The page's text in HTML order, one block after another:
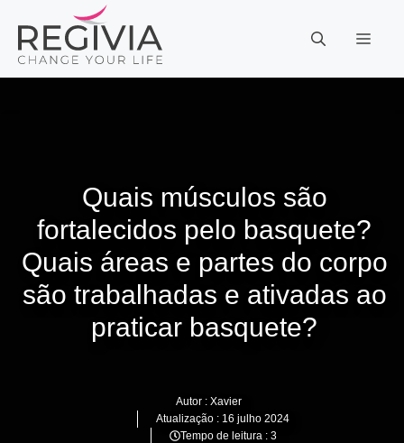
para
Quais músculos são
fortalecidos pelo basquete?
Quais áreas e partes do corpo
são trabalhadas e ativadas ao
praticar basquete?
Autor : Xavier
Atualização : 16 julho 2024
Tempo de leitura : 3